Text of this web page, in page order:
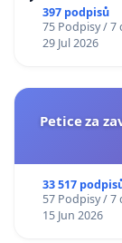
397 podpisů
75 Podpisy / 7
29 Jul 2026
Petice za
33 517
57 Podpisy / 7
15 Jun 2026